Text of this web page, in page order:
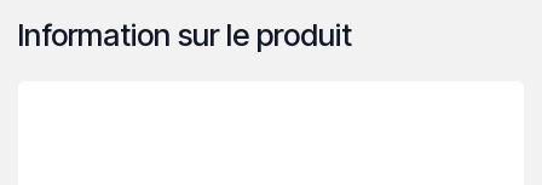
Information sur le produit